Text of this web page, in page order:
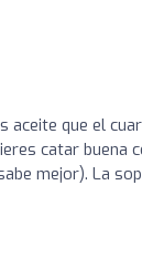
que el
catar buena
mejor). La